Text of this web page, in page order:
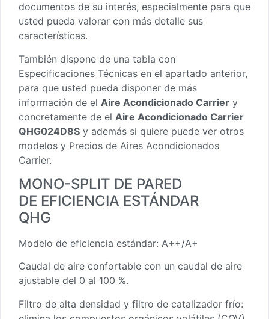
documentos de su interés, especialmente para que
usted pueda valorar con más detalle sus
características.
También dispone de una tabla con
Especificaciones Técnicas en el apartado anterior,
para que usted pueda disponer de más
información de el Aire Acondicionado Carrier y
concretamente de el Aire Acondicionado Carrier
QHG024D8S y además si quiere puede ver otros
modelos y Precios de Aires Acondicionados
Carrier.
MONO-SPLIT DE PARED
DE EFICIENCIA ESTÁNDAR
QHG
Modelo de eficiencia estándar: A++/A+
Caudal de aire confortable con un caudal de aire
ajustable del 0 al 100 %.
Filtro de alta densidad y filtro de catalizador frío: